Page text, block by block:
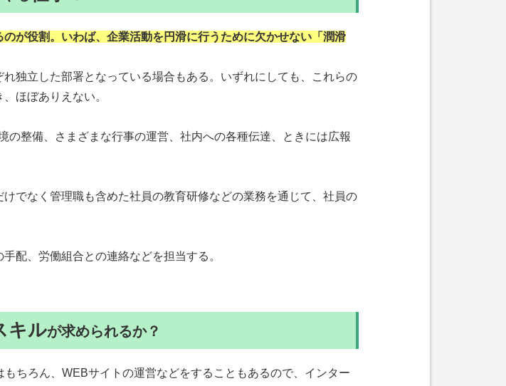
が役割。いわば、企業活動を円滑に行うために欠かせない「潤滑
独立した部署となっている場合もある。いずれにしても、これらの
ほぼありえない。
整備、さまざまな行事の運営、社内への各種伝達、ときには広報
でなく管理職も含めた社員の教育研修などの業務を通じて、社員の
配、労働組合との連絡などを担当する。
キルが求められるか？
ちろん、WEBサイトの運営などをすることもあるので、インター